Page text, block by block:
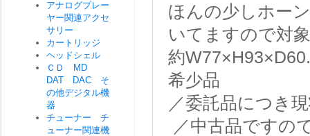
ほんの少しホー
いてますので対
約
希少品
／委託品につき
／中古品ですの
アナログプレー
ヤー関連アクセ
サリー
カートリッジ
ヘッドシェル
ＣＤ MD
DAT DAC そ
の他デジタル機
器
チューナー チ
ューナー関連機